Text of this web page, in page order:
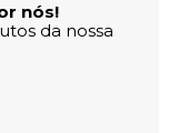
nós!
da nossa